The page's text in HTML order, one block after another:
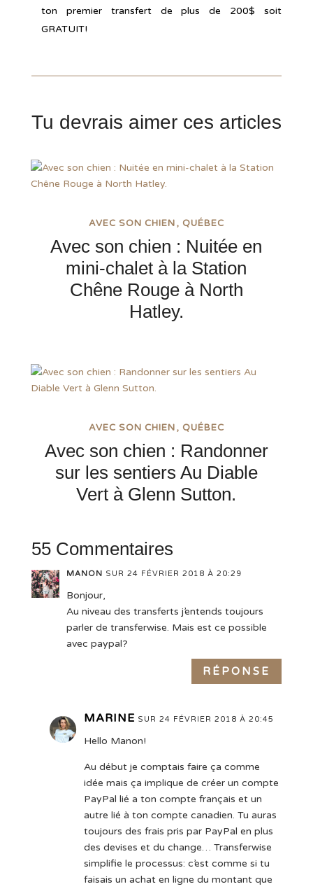
ton premier transfert de plus de 200$ soit
GRATUIT!
Tu devrais aimer ces articles
Avec son chien : Nuitée en
mini-chalet à la Station
Chêne Rouge à North
Hatley.
AVEC SON CHIEN QUÉBEC
Avec son chien : Randonner
sur les sentiers Au Diable
Vert à Glenn Sutton.
AVEC SON CHIEN QUÉBEC
55 Commentaires
MANON SUR 24 FÉVRIER 2018 À 20:29
Bonjour,
Au niveau des transferts j’entends toujours
parler de transferwise. Mais est ce possible
avec paypal?
RÉPONSE
MARINE SUR 24 FÉVRIER 2018 À 20:45
Hello Manon!
Au début je comptais faire ça comme
idée mais ça implique de créer un compte
PayPal lié a ton compte français et un
autre lié à ton compte canadien. Tu auras
toujours des frais pris par PayPal en plus
des devises et du change… Transferwise
simplifie le processus: c’est comme si tu
faisais un achat en ligne du montant que